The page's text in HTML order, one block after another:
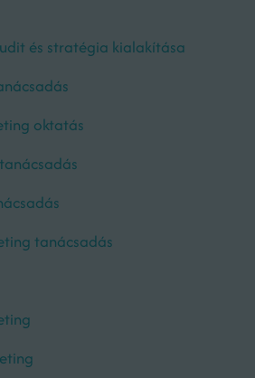
és stratégia kialakítása
oktatás
tanácsadás